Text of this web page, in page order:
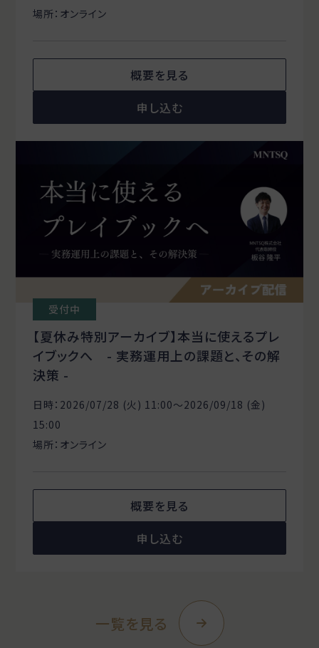
場所：オンライン
概要を見る
申し込む
受付中
【夏休み特別アーカイブ】本当に使えるプレ
イブックへ - 実務運用上の課題と、その解
決策 -
日時：2026/07/28 (火) 11:00〜2026/09/18 (金)
15:00
場所：オンライン
概要を見る
申し込む
一覧を見る